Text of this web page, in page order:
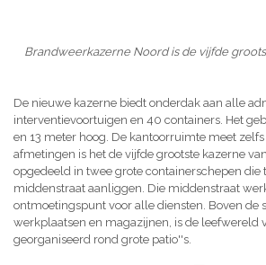
Brandweerkazerne Noord is de vijfde
De nieuwe kazerne biedt onderdak aan alle
interventievoortuigen en 40 containers. Het
en 13 meter hoog. De kantoorruimte meet
afmetingen is het de vijfde grootste kazerne
opgedeeld in twee grote containerschepen die
middenstraat aanliggen. Die middenstraat
ontmoetingspunt voor alle diensten. Boven de
werkplaatsen en magazijnen, is de leefwereld
georganiseerd rond grote patio''s.